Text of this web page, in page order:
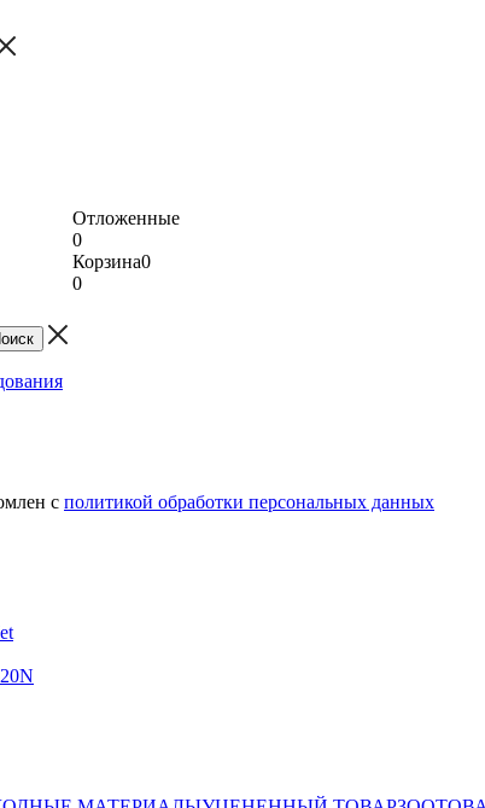
Отложенные
0
Корзина0
0
с политикой обработки персональных данных